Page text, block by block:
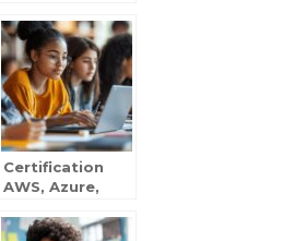
pour optimiser
votre contenu
en ligne
Certification
AWS, Azure,
Quelles Sont les